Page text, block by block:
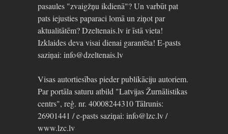
pasaules "zvaigžņu ikdienā"? Un varbūt pat
pats iejusties paparaci lomā un ziņot par
aktualitātēm? Dzeltenais.lv ir īstā vieta!
Izklaides deva visai dienai garantēta! E-pasts
saziņai: info@dzeltenais.lv
Visas autortiesības pieder publikāciju autoriem.
Par portāla saturu atbild "Latvijas Žurnālistikas
centrs", reģ. nr. 40008244310 Tālrunis:
26901441 / e-pasts saziņai: info@lzc.lv /
www.lzc.lv